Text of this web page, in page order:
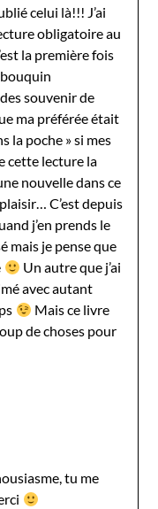
celui là!!! J’ai
obligatoire au
la première fois
souvenir de
ma préférée était
la poche » si mes
cette lecture la
nouvelle dans ce
C’est depuis
j’en prends le
mais je pense que
Un autre que j’ai
avec autant
Mais ce livre
de choses pour
tu me